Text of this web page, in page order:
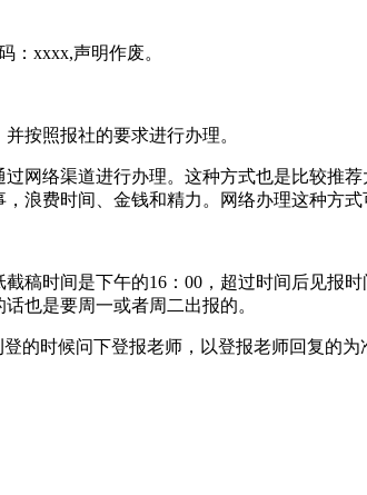
：xxxx,声明作废。
按照报社的要求进行办理。
网络渠道进行办理。这种方式也是比较推
浪费时间、金钱和精力。网络办理这种方
稿时间是下午的16：00，超过时间后见报
也是要周一或者周二出报的。
的时候问下登报老师，以登报老师回复的为